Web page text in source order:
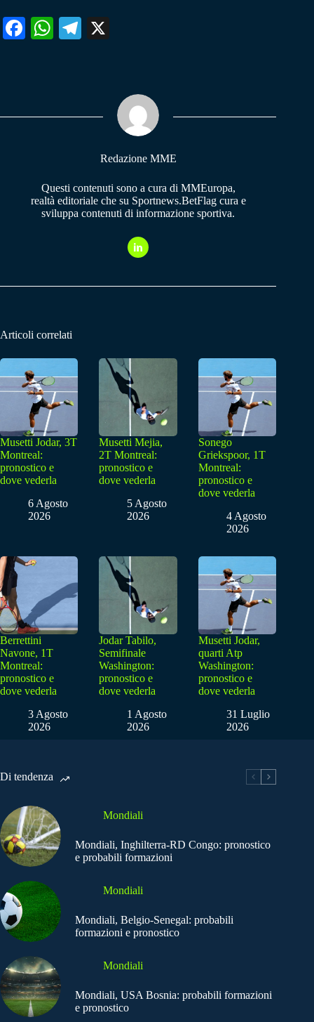
Fa W
pp
Te
m
Redazione MME
Questi contenuti sono a cura di MMEuropa,
realtà editoriale che su Sportnews.BetFlag cura e
sviluppa contenuti di informazione sportiva.
Articoli correlati
Musetti Jodar, 3T
Montreal:
pronostico e
dove vederla
6 Agosto
2026
Musetti Mejia,
2T Montreal:
pronostico e
dove vederla
5 Agosto
2026
Sonego
Griekspoor, 1T
Montreal:
pronostico e
dove vederla
4 Agosto
2026
Berrettini
Navone, 1T
Montreal:
pronostico e
dove vederla
3 Agosto
2026
Jodar Tabilo,
Semifinale
Washington:
pronostico e
dove vederla
1 Agosto
2026
Musetti Jodar,
quarti Atp
Washington:
pronostico e
dove vederla
31 Luglio
2026
Di tendenza
Mondiali
Mondiali, Inghilterra-RD Congo: pronostico
e probabili formazioni
Mondiali
Mondiali, Belgio-Senegal: probabili
formazioni e pronostico
Mondiali
Mondiali, USA Bosnia: probabili formazioni
e pronostico